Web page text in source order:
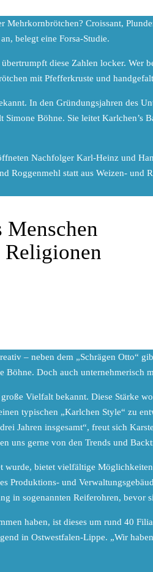
Croissant,
belegt eine Forsa-Studie.
diese Zahlen locker.
mit Pfefferkruste und
In den Gründungsjahren des
Böhne. Sie leitet
Nachfolger Karl-Heinz und
Roggenmehl statt aus Weizen-
Menschen
Religionen
– neben dem „Schrägen Otto“
Doch auch
Vielfalt bekannt. Diese Stärke
typischen „Karlchen Style“ zu
Jahren insgesamt“, freut sich
uns gerne von den Trends und
bietet vielfältige
Produktions- und
in sogenannten Reiferohren, bevor
haben, ist dieses um rund 40
in Ostwestfalen-Lippe. „Wir